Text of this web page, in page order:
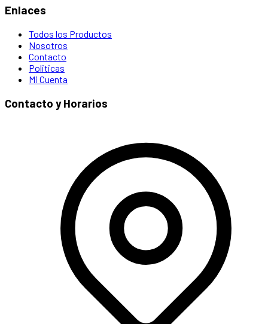
Enlaces
Todos los Productos
Nosotros
Contacto
Politicas
Mi Cuenta
Contacto y Horarios